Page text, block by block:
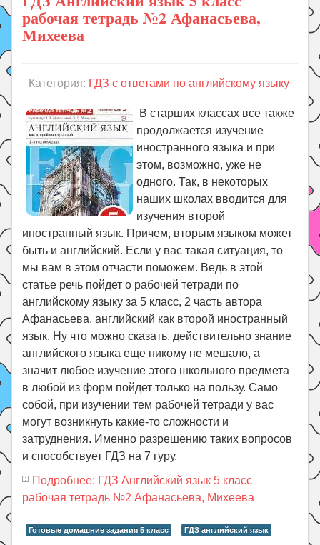
рабочая тетрадь №2 Афанасьева,
Михеева
Категория: ГДЗ с ответами по английскому языку
В старших классах все также
продолжается изучение
иностранного языка и при
этом, возможно, уже не
одного. Так, в некоторых
наших школах вводится для
изучения второй
иностранный язык. Причем, вторым языком может
быть и английский. Если у вас такая ситуация, то
мы вам в этом отчасти поможем. Ведь в этой
статье речь пойдет о рабочей тетради по
английскому языку за 5 класс, 2 часть автора
Афанасьева, английский как второй иностранный
язык. Ну что можно сказать, действительно знание
английского языка еще никому не мешало, а
значит любое изучение этого школьного предмета
в любой из форм пойдет только на пользу. Само
собой, при изучении тем рабочей тетради у вас
могут возникнуть какие-то сложности и
затруднения. Именно разрешению таких вопросов
и способствует ГДЗ на 7 гуру.
Подробнее: ГДЗ Английский язык 5 класс
рабочая тетрадь №2 Афанасьева, Михеева
Готовые домашние задания 5 класс ГДЗ английский язык